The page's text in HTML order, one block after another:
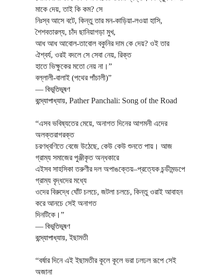
মাকে দেয়, তাই কি কম? সে
নিঃস্ব আসে বটে, কিন্তু তার মন-কাড়িয়া-লওয়া হাসি,
শৈশবতারল্য, চাঁদ ছানিয়াগড়া মুখ,
আধ আধ আবোল-তাবোল বকুনির দাম কে দেয়? ওই তার
ঐশ্বর্য, ওরই বদলে সে সেবা নেয়, রিক্ত
হাতে ভিক্ষুকের মতো নেয় না।”
বল্লালী-বালাই (পথের পাঁচালী)”
― বিভূতিভূষণ
বন্দ্যোপাধ্যায়, Pather Panchali: Song of the Road
“এসব ভবিষ্যতের মেয়ে, অনাগত দিনের আগমনী এদের
অলক্তরাগরক্ত
চরণধ্বণিতে বেজে উঠেছে, কেউ কেউ শুনতে পায়। আজ
গ্রাম্য সমাজের পুঞ্জীকৃত অন্ধকারে
এইসব সাহসিকা তরুণীর দল অপাঙক্তেয়–প্রত্যেক চন্ডীমন্ডপে
গ্রাম্য বৃদ্ধদের মধ্যে
ওদের বিরুদ্ধে ঘোঁট চলচে, জটলা চলচে, কিন্তু ওরাই আবাহন
করে আনচে সেই অনাগত
দিনটিকে।”
― বিভূতিভূষণ
বন্দ্যোপাধ্যায়,ইছামতী
“বর্ষার দিনে এই ইছামতীর কূলে কূলে ভরা ঢলঢল রূপে সেই
অজানা